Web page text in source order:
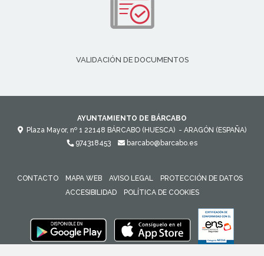
VALIDACIÓN DE DOCUMENTOS
AYUNTAMIENTO DE BÁRCABO
Plaza Mayor, nº 1 22148 BÁRCABO (HUESCA) - ARAGÓN (ESPAÑA)
974318453
barcabo@barcabo.es
CONTACTO MAPA WEB AVISO LEGAL
PROTECCIÓN DE DATOS
ACCESIBILIDAD
POLÍTICA DE COOKIES